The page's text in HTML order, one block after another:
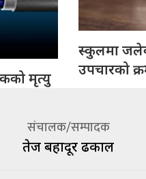
मृत्यु
स्कुलमा
उपचारको
संचालक/सम्पादक
तेज बहादूर ढकाल